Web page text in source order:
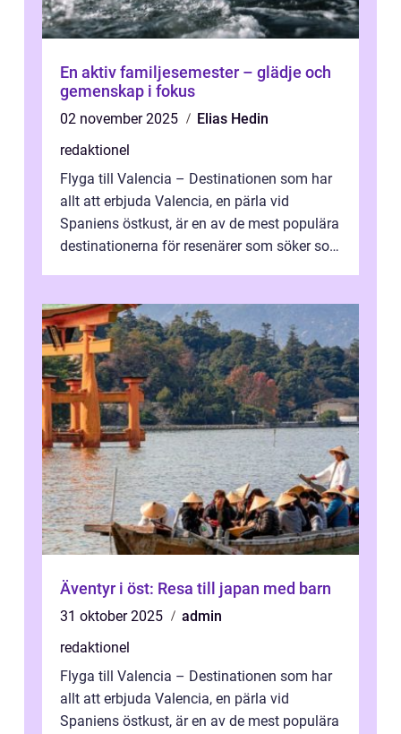
En aktiv familjesemester – glädje och
gemenskap i fokus
02 november 2025
Elias Hedin
redaktionel
Flyga till Valencia – Destinationen som har
allt att erbjuda Valencia, en pärla vid
Spaniens östkust, är en av de mest populära
destinationerna för resenärer som söker sol,
Äventyr i öst: Resa till japan med barn
31 oktober 2025
admin
redaktionel
Flyga till Valencia – Destinationen som har
allt att erbjuda Valencia, en pärla vid
Spaniens östkust, är en av de mest populära